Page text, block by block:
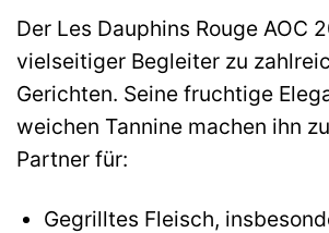
Der Les Dauphins Rouge AOC
vielseitiger Begleiter zu
Gerichten. Seine fruchtige
weichen Tannine machen ihn
Partner für:
Gegrilltes Fleisch,